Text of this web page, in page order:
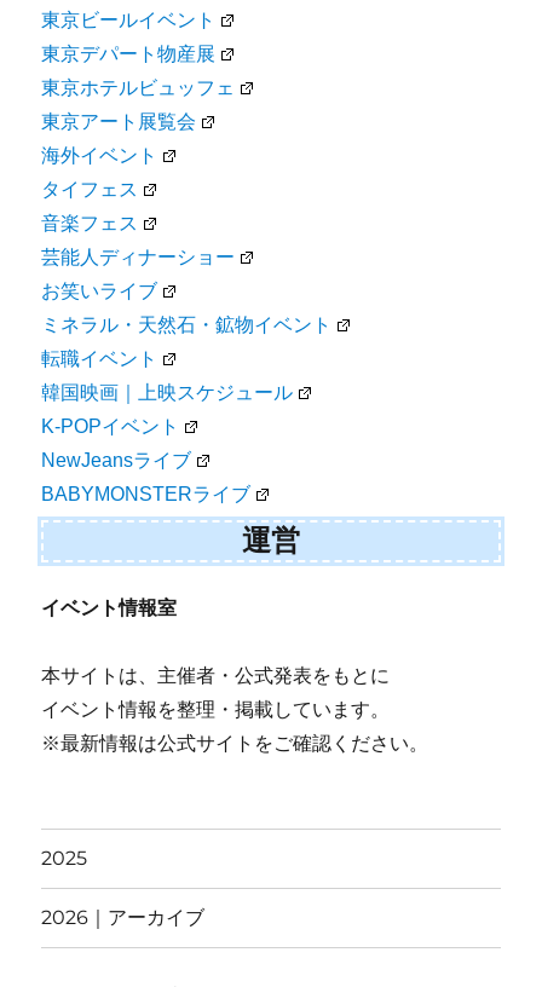
東京ビールイベント
東京デパート物産展
東京ホテルビュッフェ
東京アート展覧会
海外イベント
タイフェス
音楽フェス
芸能人ディナーショー
お笑いライブ
ミネラル・天然石・鉱物イベント
転職イベント
韓国映画｜上映スケジュール
K-POPイベント
NewJeansライブ
BABYMONSTERライブ
運営
イベント情報室
本サイトは、主催者・公式発表をもとに
イベント情報を整理・掲載しています。
※最新情報は公式サイトをご確認ください。
2025
2026｜アーカイブ